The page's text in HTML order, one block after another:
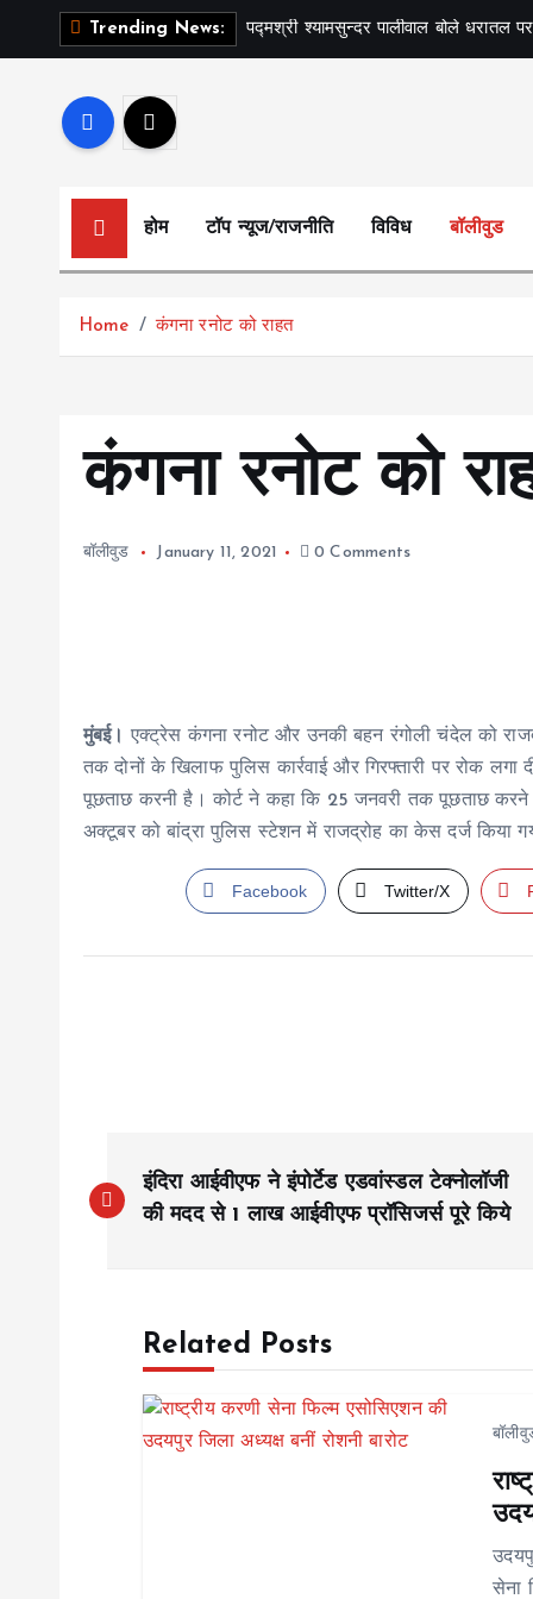
Trending News: पद्मश्री श्यामसुन्दर पालीवाल बोले धरातल
होम टॉप न्यूज/राजनीति विविध बॉलीवुड
Home कंगना रनोट को राहत
कंगना रनोट को
बॉलीवुड January 11, 2021 0 Comments
मुंबई। एक्ट्रेस कंगना रनोट और उनकी बहन रंगोली चंदेल को
तक दोनों के खिलाफ पुलिस कार्रवाई और गिरफ्तारी पर रोक
पूछताछ करनी है। कोर्ट ने कहा कि 25 जनवरी तक पूछताछ
अक्टूबर को बांद्रा पुलिस स्टेशन में राजद्रोह का केस दर्ज किया
Facebook Twitter/X
o
इंदिरा आईवीएफ ने इंपोर्टेड एडवांस्डल टेक्नोलॉजी
की मदद से 1 लाख आईवीएफ प्रॉसिजर्स पूरे किये
Related Posts
सेना